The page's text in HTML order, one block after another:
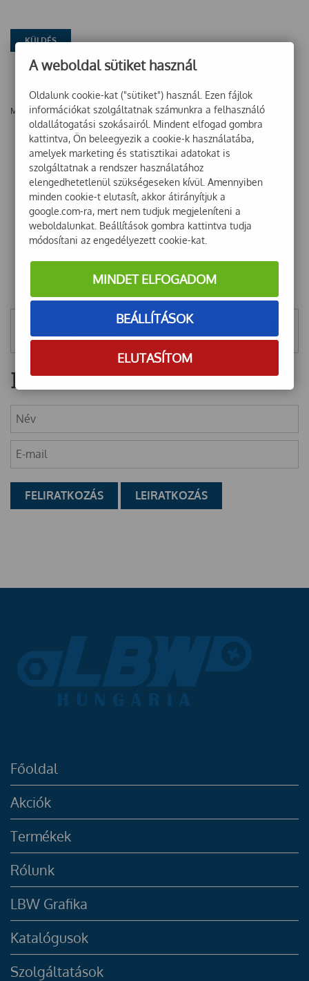
Még nincsenek vélemények ehhez a termékhez!
Mentett szűrők
Hírlevél
Főoldal
Akciók
Termékek
Rólunk
LBW Grafika
Katalógusok
Szolgáltatások
A weboldal sütiket használ
Oldalunk cookie-kat ("sütiket") használ. Ezen fájlok
információkat szolgáltatnak számunkra a felhasználó
oldallátogatási szokásairól. Mindent elfogad gombra
kattintva, Ön beleegyezik a cookie-k használatába,
amelyek marketing és statisztikai adatokat is
szolgáltatnak a rendszer használatához
elengedhetetlenül szükségeseken kívül. Amennyiben
minden cookie-t elutasít, akkor átirányítjuk a
google.com-ra, mert nem tudjuk megjeleníteni a
weboldalunkat. Beállítások gombra kattintva tudja
módosítani az engedélyezett cookie-kat.
MINDET ELFOGADOM
BEÁLLÍTÁSOK
ELUTASÍTOM